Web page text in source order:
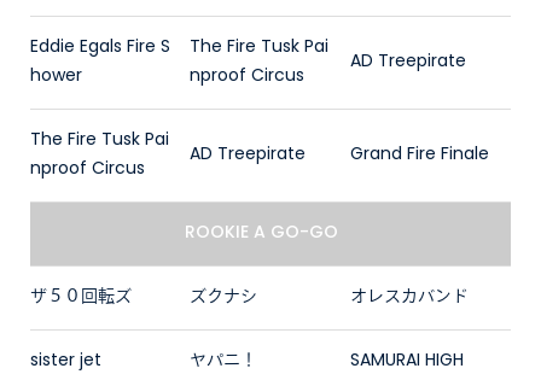
Eddie Egals Fire S
hower
The Fire Tusk Pai
nproof Circus
AD Treepirate
The Fire Tusk Pai
nproof Circus
AD Treepirate Grand Fire Finale
ROOKIE A GO-GO
ザ５０回転ズ ズクナシ オレスカバンド
sister jet ヤパニ！ SAMURAI HIGH